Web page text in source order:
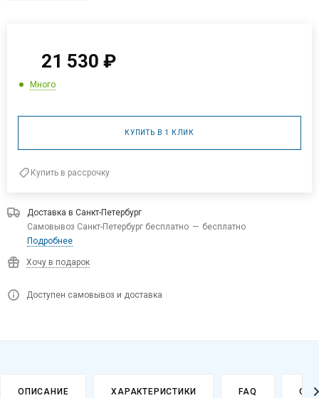
21 530 ₽
Много
КУПИТЬ В 1 КЛИК
Купить в рассрочку
Доставка в Санкт-Петербург
Самовывоз Санкт-Петербург бесплатно — бесплатно
Подробнее
Хочу в подарок
Доступен самовывоз и доставка
ОПИСАНИЕ ХАРАКТЕРИСТИКИ FAQ